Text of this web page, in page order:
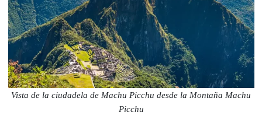
Vista de la ciudadela de Machu Picchu desde la Montaña Machu
Picchu